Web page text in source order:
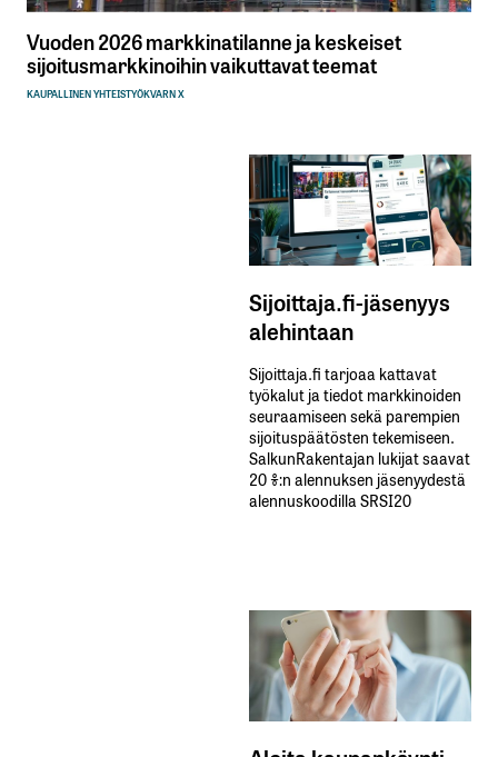
Vuoden 2026 markkinatilanne ja keskeiset
sijoitusmarkkinoihin vaikuttavat teemat
KAUPALLINEN YHTEISTYÖKVARN X
Sijoittaja.fi-jäsenyys
alehintaan
Sijoittaja.fi tarjoaa kattavat
työkalut ja tiedot markkinoiden
seuraamiseen sekä parempien
sijoituspäätösten tekemiseen.
SalkunRakentajan lukijat saavat
20 %:n alennuksen jäsenyydestä
alennuskoodilla SRSI20